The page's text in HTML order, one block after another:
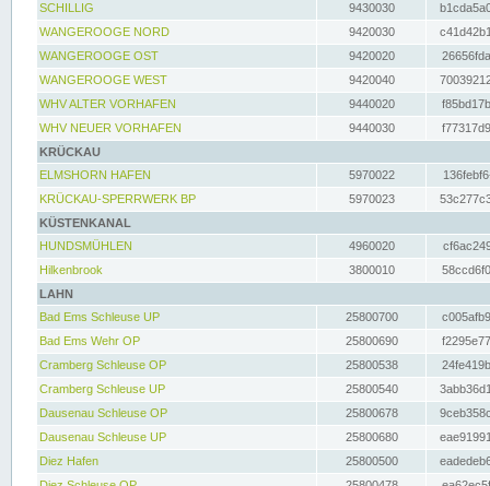
SCHILLIG
9430030
WANGEROOGE NORD
9420030
WANGEROOGE OST
9420020
WANGEROOGE WEST
9420040
WHV ALTER VORHAFEN
9440020
WHV NEUER VORHAFEN
9440030
KRÜCKAU
ELMSHORN HAFEN
5970022
KRÜCKAU-SPERRWERK BP
5970023
KÜSTENKANAL
HUNDSMÜHLEN
4960020
Hilkenbrook
3800010
LAHN
Bad Ems Schleuse UP
25800700
Bad Ems Wehr OP
25800690
Cramberg Schleuse OP
25800538
Cramberg Schleuse UP
25800540
Dausenau Schleuse OP
25800678
Dausenau Schleuse UP
25800680
Diez Hafen
25800500